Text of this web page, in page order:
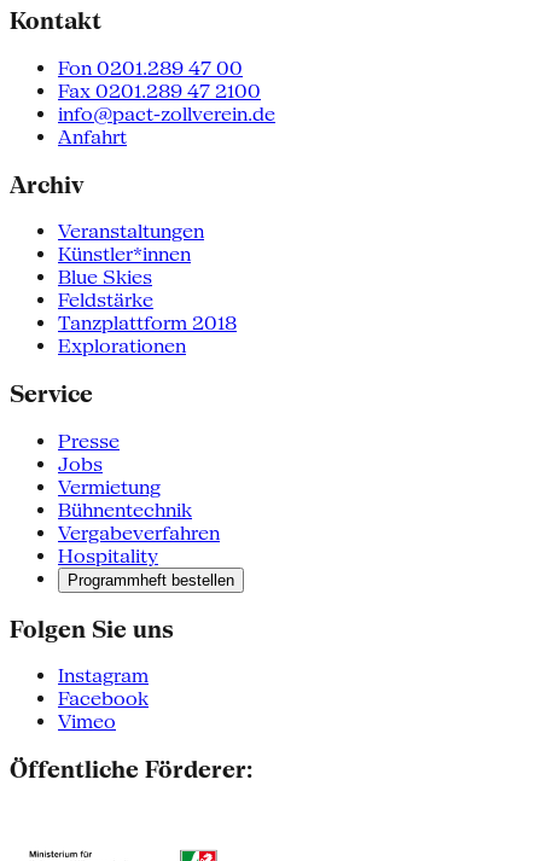
Kontakt
Fon 0201.289 47 00
Fax 0201.289 47 2100
info@pact-zollverein.de
Anfahrt
Archiv
Veranstaltungen
Künstler*innen
Blue Skies
Feldstärke
Tanzplattform 2018
Explorationen
Service
Presse
Jobs
Vermietung
Bühnentechnik
Vergabeverfahren
Hospitality
Programmheft bestellen
Folgen Sie uns
Instagram
Facebook
Vimeo
Öffentliche Förderer: